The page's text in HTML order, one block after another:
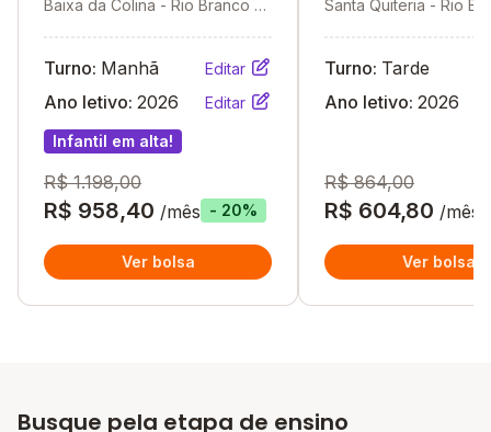
Baixa da Colina - Rio Branco -
Turno: Manhã Editar
Ano letivo: 2026 Editar
Infantil em alta!
R$ 1.198,00
R$ 958,40 /mês - 20%
Ver bolsa
Santa Quiteria - Rio
Turno: Tarde
Ano letivo: 2026
R$ 864,00
R$ 604,80 /mês
Ver bolsa
Busque pela etapa de ensino